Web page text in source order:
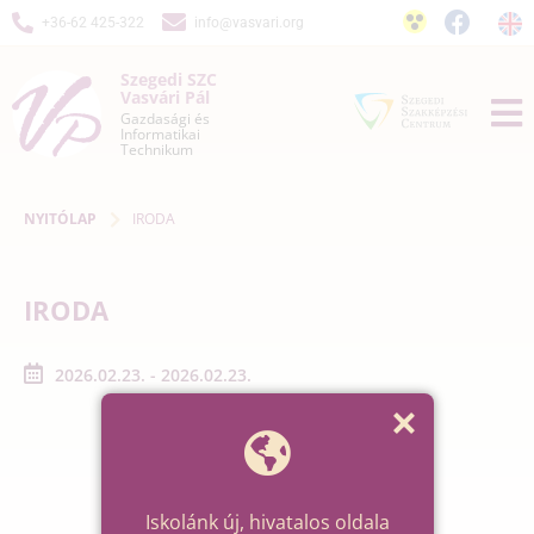
+36-62 425-322 info@vasvari.org
Szegedi SZC
Vasvári Pál
Gazdasági és
Informatikai
Technikum
NYITÓLAP IRODA
IRODA
2026.02.23. - 2026.02.23.
Iskolánk új, hivatalos oldala